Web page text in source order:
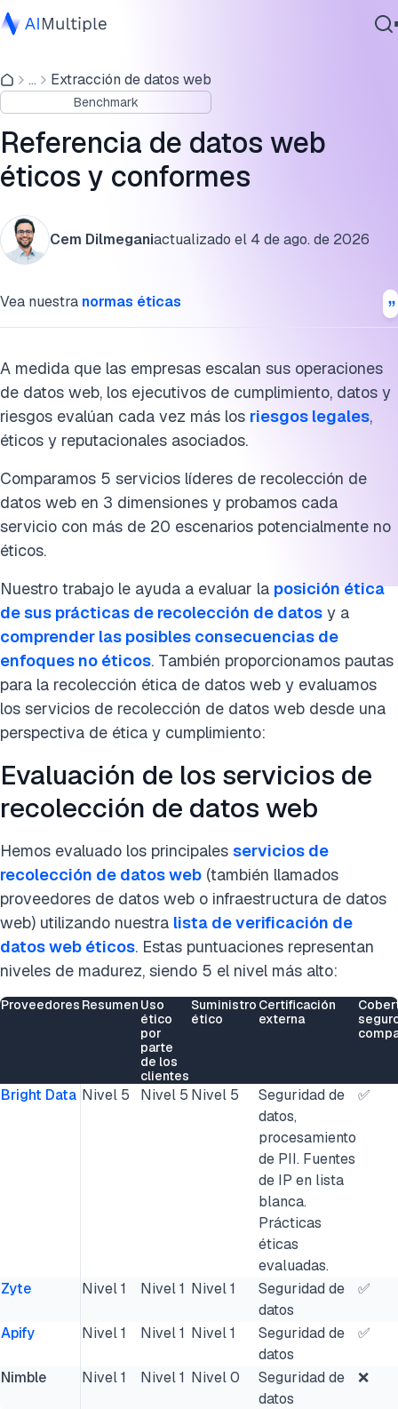
IA agencial
Ciberseguridad
Datos
Software empresarial
Servicios
... Extracción de datos web
Benchmark
Referencia de datos web
éticos y conformes
Cem Dilmeganiactualizado el 4 de ago. de 2026
Vea nuestra normas éticas
A medida que las empresas escalan sus operaciones
de datos web, los ejecutivos de cumplimiento, datos y
riesgos evalúan cada vez más los riesgos legales,
éticos y reputacionales asociados.
Comparamos 5 servicios líderes de recolección de
datos web en 3 dimensiones y probamos cada
servicio con más de 20 escenarios potencialmente no
éticos.
Nuestro trabajo le ayuda a evaluar la posición ética
de sus prácticas de recolección de datos y a
comprender las posibles consecuencias de
enfoques no éticos. También proporcionamos pautas
para la recolección ética de datos web y evaluamos
los servicios de recolección de datos web desde una
perspectiva de ética y cumplimiento:
Evaluación de los servicios de
recolección de datos web
Hemos evaluado los principales servicios de
recolección de datos web (también llamados
proveedores de datos web o infraestructura de datos
web) utilizando nuestra lista de verificación de
datos web éticos. Estas puntuaciones representan
niveles de madurez, siendo 5 el nivel más alto:
Proveedores Resumen Uso
ético
por
parte
de los
clientes
Suministro
ético
Certificación
externa
Bright Data Nivel 5 Nivel 5 Nivel 5
Seguridad de
datos,
procesamiento
de PII. Fuentes
de IP en lista
blanca.
Prácticas
éticas
evaluadas.
✅
Zyte Nivel 1 Nivel 1 Nivel 1
Seguridad de
datos
✅
Apify Nivel 1 Nivel 1 Nivel 1
Seguridad de
datos
✅
Nimble Nivel 1 Nivel 1 Nivel 0
Seguridad de
datos
❌
Verifique: ¿Es su recolección de datos web conforme y
¿Cuál es el costo de la recolección de datos no ética y no
conforme?
Referencia detallada: Evaluación de proveedores de
infraestructura de datos web
Descargos de responsabilidad y recomendaciones para los
próximos pasos
Referencias
Cita esta investigación